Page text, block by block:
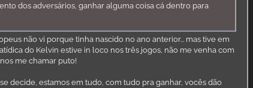
dos adversários, ganhar alguma coisa cá dentro para
não vi porque tinha nascido no ano anterior... mas tive em
do Kelvin estive in loco nos três jogos, não me venha com
me chamar puto!
decide, estamos em tudo, com tudo pra ganhar, vocês dão